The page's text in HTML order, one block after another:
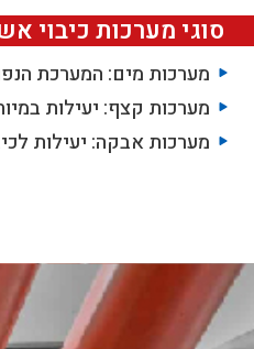
סוגי מערכות כיבוי
מערכות מים: המערכת
מערכות קצף: יעילות
מערכות אבקה: יעילות